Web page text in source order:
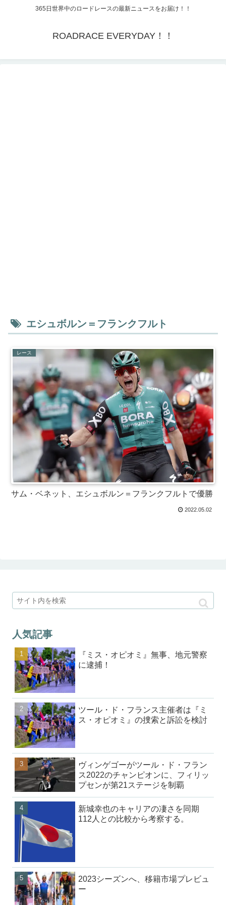
365日世界中のロードレースの最新ニュースをお届け！！
ROADRACE EVERYDAY！！
エシュボルン＝フランクフルト
レース
サム・ベネット、エシュボルン＝フランクフルトで優勝
2022.05.02
人気記事
『ミス・オピオミ』無事、地元警察
に逮捕！
ツール・ド・フランス主催者は『ミ
ス・オピオミ』の捜索と訴訟を検討
ヴィンゲゴーがツール・ド・フラン
ス2022のチャンピオンに、フィリッ
プセンが第21ステージを制覇
新城幸也のキャリアの凄さを同期
112人との比較から考察する。
2023シーズンへ、移籍市場プレビュ
ー